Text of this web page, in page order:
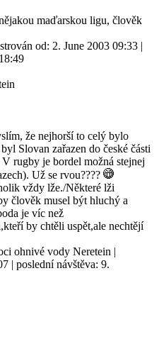
maďarskou ligu, člověk
od: 2. June 2003 09:33 |
že nejhorší to celý bylo
Slovan zařazen do české části
rugby je bordel možná stejnej
Už se rvou????
vždy lže./Některé lži
člověk musel být hluchý a
je víc než
by chtěli uspět,ale nechtějí
ohnivé vody Neretein |
| poslední návštěva: 9.